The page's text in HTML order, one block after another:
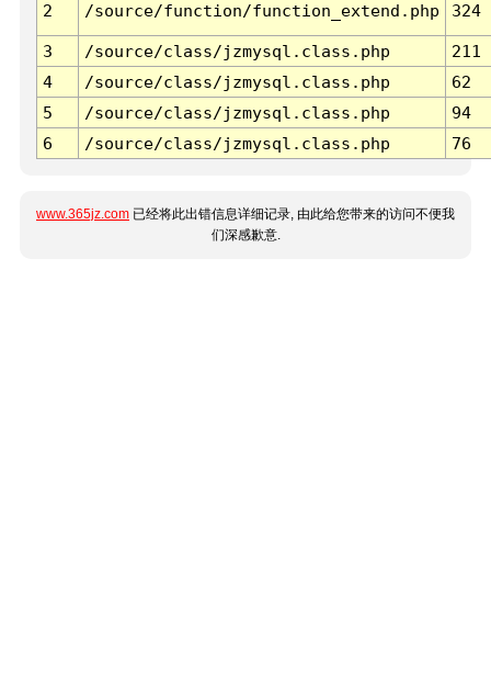
2 /source/function/function_extend.php 324
3 /source/class/jzmysql.class.php
211
4
/source/class/jzmysql.class.php
62
5
/source/class/jzmysql.class.php
94
6
/source/class/jzmysql.class.php 76
www.365jz.com 已经将此出错信息详细记录, 由此给您带来的访问不便我
们深感歉意.